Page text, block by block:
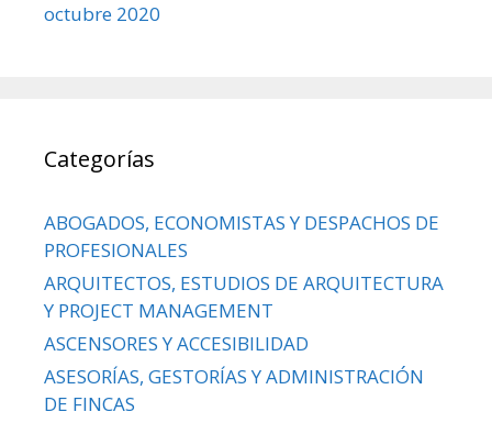
octubre 2020
Categorías
ABOGADOS, ECONOMISTAS Y DESPACHOS DE
PROFESIONALES
ARQUITECTOS, ESTUDIOS DE ARQUITECTURA
Y PROJECT MANAGEMENT
ASCENSORES Y ACCESIBILIDAD
ASESORÍAS, GESTORÍAS Y ADMINISTRACIÓN
DE FINCAS